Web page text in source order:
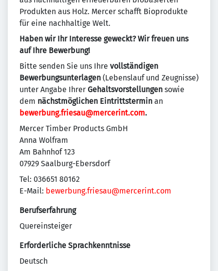
Produkten aus Holz. Mercer schafft Bioprodukte
für eine nachhaltige Welt.
Haben wir Ihr Interesse geweckt? Wir freuen uns
auf Ihre Bewerbung!
Bitte senden Sie uns Ihre vollständigen
Bewerbungsunterlagen (Lebenslauf und Zeugnisse)
unter Angabe Ihrer Gehaltsvorstellungen sowie
dem nächstmöglichen Eintrittstermin an
bewerbung.friesau@mercerint.com.
Mercer Timber Products GmbH
Anna Wolfram
Am Bahnhof 123
07929 Saalburg-Ebersdorf
Tel: 036651 80162
E-Mail: bewerbung.friesau@mercerint.com
Berufserfahrung
Quereinsteiger
Erforderliche Sprachkenntnisse
Deutsch